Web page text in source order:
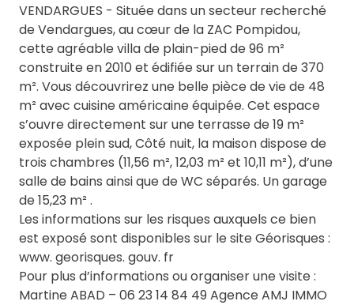
VENDARGUES - Située dans un secteur recherché
de Vendargues, au cœur de la ZAC Pompidou,
cette agréable villa de plain-pied de 96 m²
construite en 2010 et édifiée sur un terrain de 370
m². Vous découvrirez une belle pièce de vie de 48
m² avec cuisine américaine équipée. Cet espace
s’ouvre directement sur une terrasse de 19 m²
exposée plein sud, Côté nuit, la maison dispose de
trois chambres (11,56 m², 12,03 m² et 10,11 m²), d’une
salle de bains ainsi que de WC séparés. Un garage
de 15,23 m² .
Les informations sur les risques auxquels ce bien
est exposé sont disponibles sur le site Géorisques :
www. georisques. gouv. fr
Pour plus d’informations ou organiser une visite :
Martine ABAD – 06 23 14 84 49 Agence AMJ IMMO